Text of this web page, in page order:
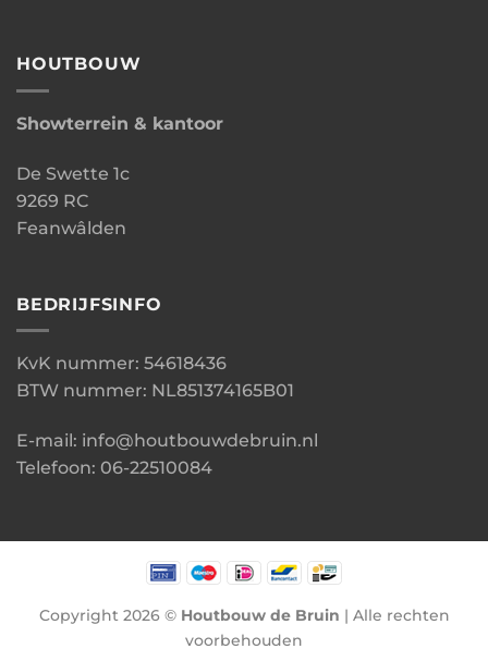
HOUTBOUW
Showterrein & kantoor
De Swette 1c
9269 RC
Feanwâlden
BEDRIJFSINFO
KvK nummer: 54618436
BTW nummer: NL851374165B01
E-mail: info@houtbouwdebruin.nl
Telefoon: 06-22510084
Copyright 2026 © Houtbouw de Bruin | Alle rechten
voorbehouden